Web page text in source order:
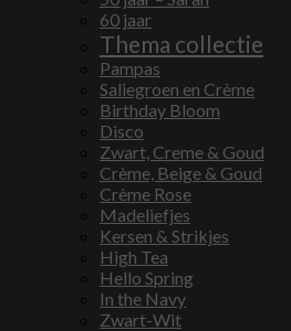
60 jaar
Thema collectie
Pampas
Saliegroen en Crème
Birthday Bloom
Disco
Zwart, Creme & Goud
Crème, Beige & Goud
Crème Rose
Madeliefjes
Kersen & Strikjes
High Tea
Hello Spring
In the Navy
Zwart-Wit